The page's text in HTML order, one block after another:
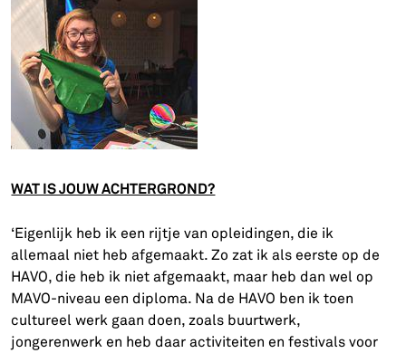
WAT IS JOUW ACHTERGROND?
‘Eigenlijk heb ik een rijtje van opleidingen, die ik
allemaal niet heb afgemaakt. Zo zat ik als eerste op de
HAVO, die heb ik niet afgemaakt, maar heb dan wel op
MAVO-niveau een diploma. Na de HAVO ben ik toen
cultureel werk gaan doen, zoals buurtwerk,
jongerenwerk en heb daar activiteiten en festivals voor